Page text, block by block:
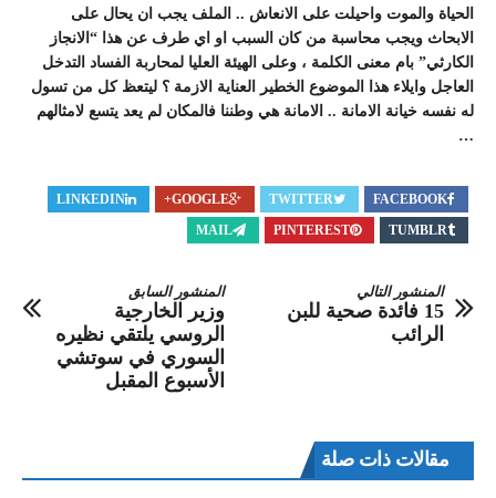
الحياة والموت واحيلت على الانعاش .. الملف يجب ان يحال على
الابحاث ويجب محاسبة من كان السبب او اي طرف عن هذا “الانجاز
الكارثي” بام معنى الكلمة ، وعلى الهيئة العليا لمحاربة الفساد التدخل
العاجل وايلاء هذا الموضوع الخطير العناية الازمة ؟ ليتعظ كل من تسول
له نفسه خيانة الامانة .. الامانة هي وطننا فالمكان لم يعد يتسع لامثالهم
…
FACEBOOK
TWITTER
GOOGLE+
LINKEDIN
TUMBLR
PINTEREST
MAIL
المنشور السابق
وزير الخارجية
الروسي يلتقي نظيره
السوري في سوتشي
الأسبوع المقبل
المنشور التالي
15 فائدة صحية للبن
الرائب
مقالات ذات صلة